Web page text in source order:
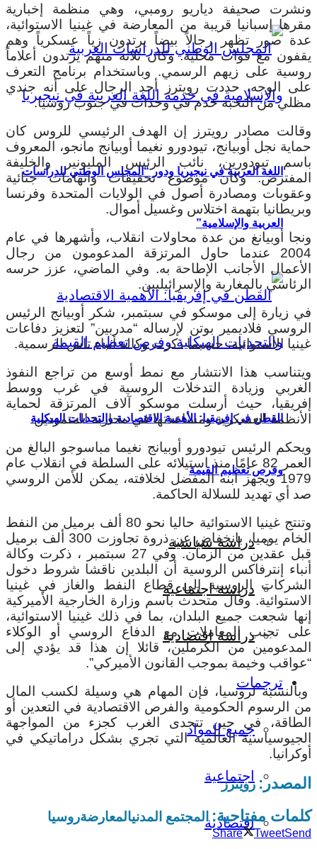
اللغة العربية في نيجيريا ودور “المجلس الوطني للدراسات
العربية والإسلامية”
القطن في إفريقيا: الأهمية الاقتصادية والتحديات الهيكلية
وفرص تعظيم القيمة
دراسة سياسية
دراسة اجتماعية
دراسة اقتصادية
ترجمات
جميع المواد
اجتماعية
اقتصادية
ونشرت صحيفة دياريو رومبي، وهي منظمة إخبارية
مقرها إسبانيا قريبة من المعارضة في غينيا الاستوائية،
عدة صور تظهر رجالاً بيضاً يرتدون زياً عسكرياً وهم
يقفون مع قوات محلية. وكان ثلاثة منهم يرتدون أعلاماً
روسية على زيهم الرسمي. وباستخدام برنامج التعرف
على الوجه، حددت رويترز أحد الرجال على أنه جندي
مظلي من النخبة خدم في وحدات في جنوب روسيا.
وقالت مصادر رويترز إن الهدف الرئيسي للروس كان
حماية نجل أوبيانج، تيودورو نغيما أوبيانج مانجو، المعروف
باسم تيودورين، نائب الرئيس المليونير والخليفة
المفترض. وكان موضوع تحقيقات واتهامات جنائية
وعقوبات ومصادرة أصول في الولايات المتحدة وفرنسا
وبريطانيا بتهمة اختلاس وغسيل أموال.
ونجا أوبيانغ من عدة محاولات انقلاب، وأشهرها في عام
2004 عندما حاول المرتزقة المدعومون من رجال
الأعمال الأجانب الإطاحة به. وفي الماضي، عزز حرسه
الرئاسي بالمغاربة والإسرائيليين.
في زيارة إلى موسكو في سبتمبر، شكر أوبيانج الرئيس
الروسي فلاديمير بوتن لإرساله “مدربين” لتعزيز دفاعات
غينيا الاستوائية، حسبما ذكرت وكالة أنباء تاس الرسمية.
ويتناسب هذا الانتشار مع نمط أوسع من تراجع النفوذ
الغربي وزيادة التدخلات الروسية في غرب ووسط
إفريقيا، حيث أرسلت موسكو آلاف المرتزقة لحماية
الأنظمة العسكرية ومساعدتها في محاربة المتمردين.
ويحكم الرئيس تيودورو أوبيانج نغيما مباسوجو البالغ من
العمر 82 عامًا منذ استيلائه على السلطة في انقلاب عام
1979 ويجهز ابنه المفضل لخلافته، يمكن للأمن الروسي
صد أي تهديد للسلالة الحاكمة.
وتنتج غينيا الاستوائية حاليا نحو 80 ألف برميل من النفط
الخام يوميا، بانخفاض عن ذروة تجاوزت 300 ألف برميل
قبل عقدين من الزمان. وفي 27 سبتمبر ، ذكرت وكالة
أنباء إنترفاكس الروسية أن البلدين ناقشا شروط دخول
الشركات الروسية إلى قطاع النفط والغاز في غينيا
الاستوائية. وقال متحدث باسم وزارة الخارجية الأميركية
إنها شجعت جميع البلدان، بما في ذلك غينيا الاستوائية،
على تجنب المعاملات مع الدفاع الروسي أو الوكلاء
المدعومين من الكرملين، قائلا إن هذا قد يؤدي إلى
“عواقب وخيمة بموجب القانون الأميركي”.
وبالنسبة لروسيا، فإن المهام هي وسيلة لكسب المال
من الرسوم الحكومية والفرص الاقتصادية في التعدين أو
الطاقة، في حين تتحدى الغرب كجزء من المواجهة
الجيوسياسية العالمية التي تجري بشكل دراماتيكي في
أوكرانيا.
المصدر: رويترز
كلمات مفتاحية: المجتمع المدنيالمعارضةروسيا
Share TweetSend